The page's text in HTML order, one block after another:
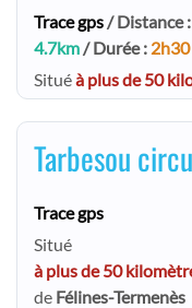
Trace gps/ Distance :
4.7km/ Durée : 2h30
Situéà plus de 50
Tarbesou
Trace gps
Situé
à plus de 50
de Félines-Termenès